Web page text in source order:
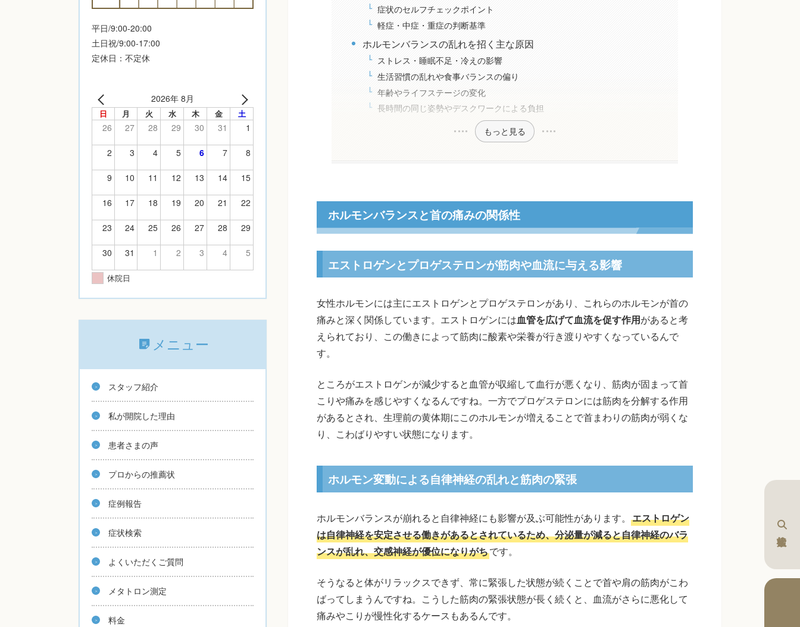
症状のセルフチェックポイント
軽症・中症・重症の判断基準
ホルモンバランスの乱れを招く主な原因
ストレス・睡眠不足・冷えの影響
生活習慣の乱れや食事バランスの偏り
年齢やライフステージの変化
長時間の同じ姿勢やデスクワークによる負担
もっと見る
ホルモンバランスと首の痛みの関係性
エストロゲンとプロゲステロンが筋肉や血流に与える影響
女性ホルモンには主にエストロゲンとプロゲステロンがあり、これらのホルモンが首の
痛みと深く関係しています。エストロゲンには血管を広げて血流を促す作用があると考
えられており、この働きによって筋肉に酸素や栄養が行き渡りやすくなっているんで
す。
ところがエストロゲンが減少すると血管が収縮して血行が悪くなり、筋肉が固まって首
こりや痛みを感じやすくなるんですね。一方でプロゲステロンには筋肉を分解する作用
があるとされ、生理前の黄体期にこのホルモンが増えることで首まわりの筋肉が弱くな
り、こわばりやすい状態になります。
ホルモン変動による自律神経の乱れと筋肉の緊張
ホルモンバランスが崩れると自律神経にも影響が及ぶ可能性があります。 エストロゲン
は自律神経を安定させる働きがあるとされているため、分泌量が減ると自律神経のバラ
ンスが乱れ、交感神経が優位になりがちです。
そうなると体がリラックスできず、常に緊張した状態が続くことで首や肩の筋肉がこわ
ばってしまうんですね。こうした筋肉の緊張状態が長く続くと、血流がさらに悪化して
痛みやこりが慢性化するケースもあるんです。
平日/9:00-20:00
土日祝/9:00-17:00
定休日：不定休
2026年 8月
日 月 火 水 木 金 土
26 27 28 29 30 31 1
2 3 4 5 6 7 8
9 10 11 12 13 14 15
16 17 18 19 20 21 22
23 24 25 26 27 28 29
30 31 1 2 3 4 5
休院日
メニュー
スタッフ紹介
私が開院した理由
患者さまの声
プロからの推薦状
症例報告
症状検索
よくいただくご質問
メタトロン測定
料金